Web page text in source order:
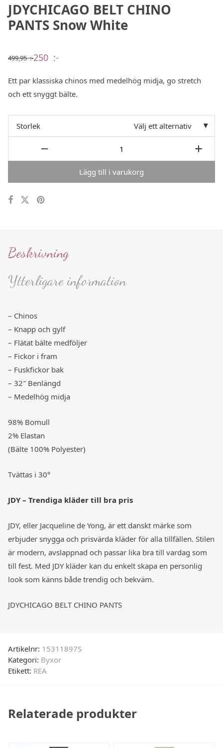
JDYCHICAGO BELT CHINO
PANTS Snow White
499,95:-
Det
var:
499,95 :-.
250 :-
Det
är:
250 :-.
Ett par klassiska chinos med medelhög midja, go stretch
och ett snyggt bälte.
Storlek Välj ett alternativ
Lägg till i varukorg
Beskrivning
Ytterligare information
– Chinos
– Knapp och gylf
– Flätat bälte medföljer
– Fickor i fram
– Fuskfickor bak
– 32″ Benlängd
– Medelhög midja
98% Bomull
2% Elastan
(Bälte 100% Polyester)
Tvättas i 30°
JDY – Trendiga kläder till bra pris
JDY, eller Jacqueline de Yong, är ett danskt märke som
erbjuder snygga och prisvärda kläder för alla tillfällen. Stilen
är modern, avslappnad och passar lika bra till vardag som
till fest. Med JDY kläder kan du enkelt skapa en personlig
look som känns både trendig och bekväm.
JDYCHICAGO BELT CHINO PANTS
Artikelnr: 15311897S
Kategori: Byxor
Etikett: REA
Relaterade produkter